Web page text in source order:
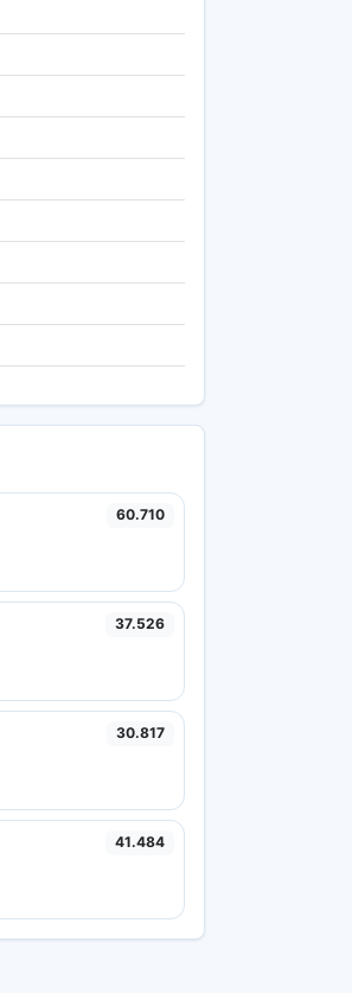
60.710
37.526
30.817
41.484